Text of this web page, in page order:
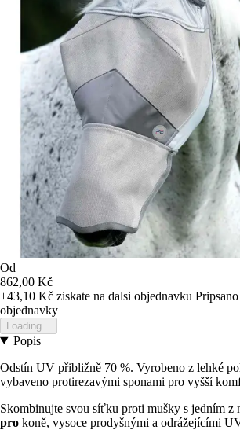
Od
862,00 Kč
+43,10 Kč ziskate na dalsi objednavku
objednavky
Loading...
Popis
Odstín UV přibližně 70 %. Vyrobeno z lehké
vybaveno protirezavými sponami pro vyšší
Skombinujte svou síťku proti mušky s jedním z
pro koně, vysoce prodyšnými a odrážejícími